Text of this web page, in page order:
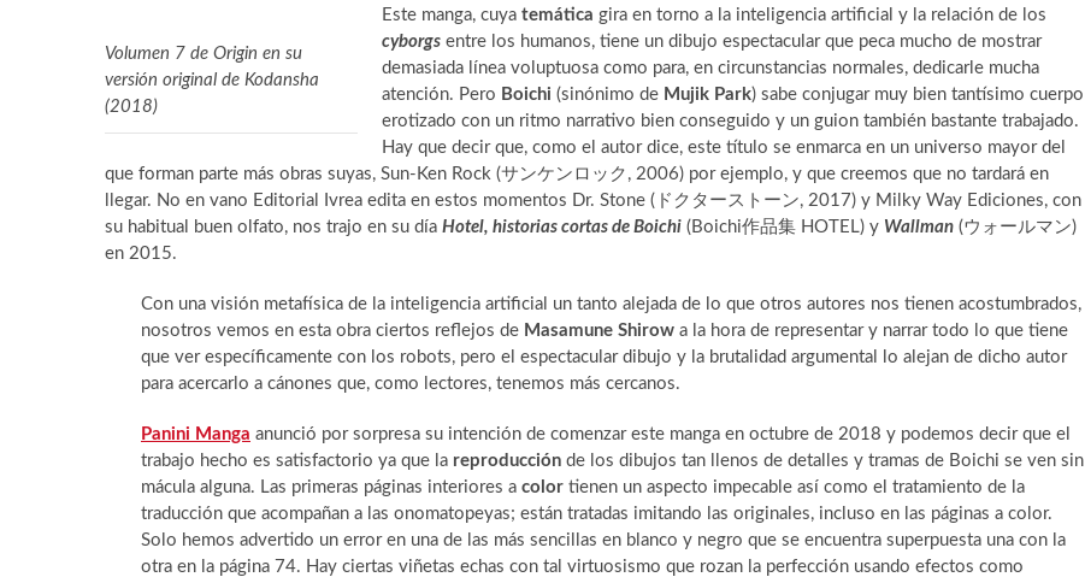
Volumen 7 de Origin en su
versión original de Kodansha
(2018)
Este manga, cuya temática gira en torno a la inteligencia artificial y la relación de los
cyborgs entre los humanos, tiene un dibujo espectacular que peca mucho de mostrar
demasiada línea voluptuosa como para, en circunstancias normales, dedicarle mucha
atención. Pero Boichi (sinónimo de Mujik Park) sabe conjugar muy bien tantísimo cuerpo
erotizado con un ritmo narrativo bien conseguido y un guion también bastante trabajado.
Hay que decir que, como el autor dice, este título se enmarca en un universo mayor del
que forman parte más obras suyas, Sun-Ken Rock (サンケンロック, 2006) por ejemplo, y que creemos que no tardará en
llegar. No en vano Editorial Ivrea edita en estos momentos Dr. Stone (ドクターストーン, 2017) y Milky Way Ediciones, con
su habitual buen olfato, nos trajo en su día Hotel, historias cortas de Boichi (Boichi作品集 HOTEL) y Wallman (ウォールマン)
en 2015.
Con una visión metafísica de la inteligencia artificial un tanto alejada de lo que otros autores nos tienen acostumbrados,
nosotros vemos en esta obra ciertos reflejos de Masamune Shirow a la hora de representar y narrar todo lo que tiene
que ver específicamente con los robots, pero el espectacular dibujo y la brutalidad argumental lo alejan de dicho autor
para acercarlo a cánones que, como lectores, tenemos más cercanos.
Panini Manga anunció por sorpresa su intención de comenzar este manga en octubre de 2018 y podemos decir que el
trabajo hecho es satisfactorio ya que la reproducción de los dibujos tan llenos de detalles y tramas de Boichi se ven sin
mácula alguna. Las primeras páginas interiores a color tienen un aspecto impecable así como el tratamiento de la
traducción que acompañan a las onomatopeyas; están tratadas imitando las originales, incluso en las páginas a color.
Solo hemos advertido un error en una de las más sencillas en blanco y negro que se encuentra superpuesta una con la
otra en la página 74. Hay ciertas viñetas echas con tal virtuosismo que rozan la perfección usando efectos como